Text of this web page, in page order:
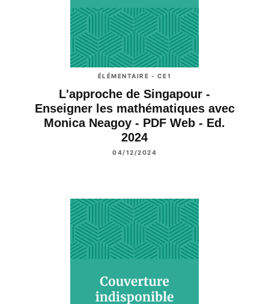
ÉLÉMENTAIRE - CE1
L'approche de Singapour -
Enseigner les mathématiques avec
Monica Neagoy - PDF Web - Ed.
2024
04/12/2024